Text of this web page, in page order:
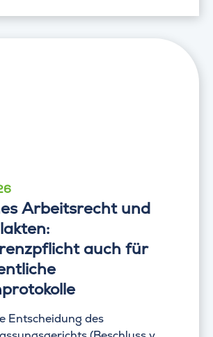
Arbeitsrecht und
auch für
Entscheidung des